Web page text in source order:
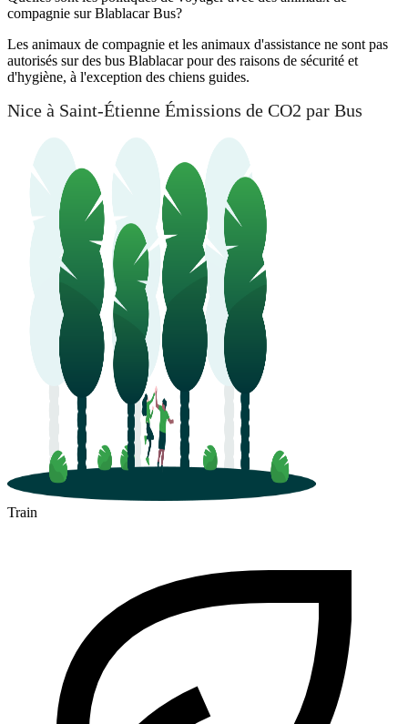
compagnie sur Blablacar Bus?
Les animaux de compagnie et les animaux d'assistance ne sont pas
autorisés sur des bus Blablacar pour des raisons de sécurité et
d'hygiène, à l'exception des chiens guides.
Nice à Saint-Étienne Émissions de CO2 par Bus
Train